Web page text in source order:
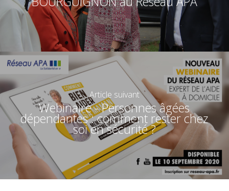
Article suivant
Webinaire - Personnes âgées
dépendantes : comment rester chez
soi en sécurité ?